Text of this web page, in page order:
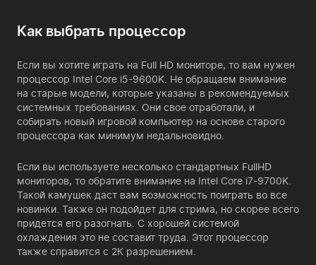
Как выбрать процессор
Если вы хотите играть на Full HD мониторе, то вам нужен
процессор Intel Core i5-9600K. Не обращаем внимание
на старые модели, которые указаны в рекомендуемых
системных требованиях. Они свое отработали, и
собирать новый игровой компьютер на основе старого
процессора как минимум недальновидно.
Если вы используете несколько стандартных FullHD
мониторов, то обратите внимание на Intel Core i7-9700K.
Такой камушек даст вам возможность поиграть во все
новинки. Также он подойдет для стрима, но скорее всего
придется его разогнать. С хорошей системой
охлаждения это не составит труда. Этот процессор
также справится с 2К разрешением.